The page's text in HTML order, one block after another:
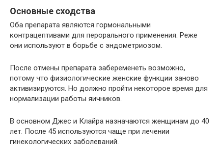
Основные сходства
Оба препарата являются гормональными
контрацептивами для перорального применения. Реже
они используют в борьбе с эндометриозом.
После отмены препарата забеременеть возможно,
потому что физиологические женские функции заново
активизируются. Но должно пройти некоторое время для
нормализации работы яичников.
В основном Джес и Клайра назначаются женщинам до 40
лет. После 45 используются чаще при лечении
гинекологических заболеваний.